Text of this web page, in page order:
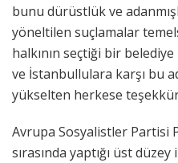
bunu dürüstlük ve
yöneltilen suçlamalar
halkının seçtiği bir
ve İstanbullulara karşı bu
yükselten herkese
Avrupa Sosyalistler Partisi
sırasında yaptığı üst